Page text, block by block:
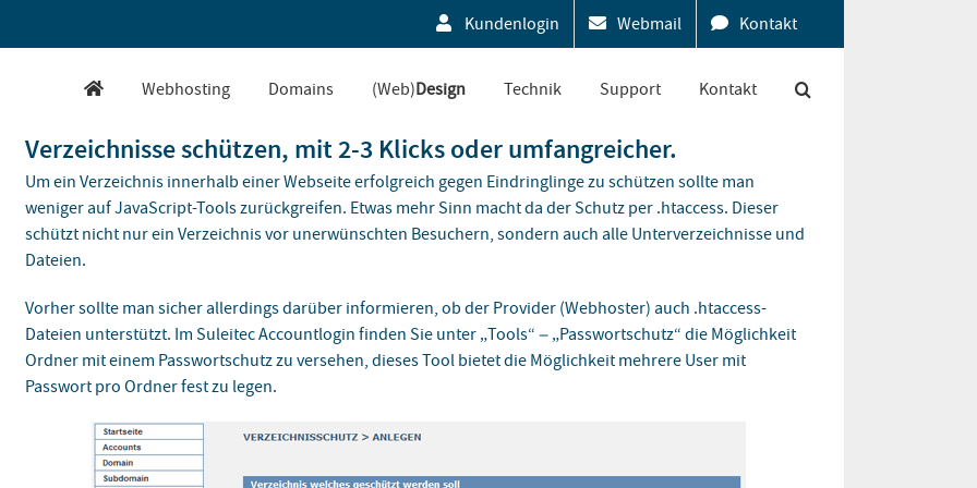
Kundenlogin Webmail Kontakt
Webhosting Domains (Web)Design Technik Support Kontakt
Verzeichnisse schützen, mit 2-3 Klicks oder umfangreicher.
Um ein Verzeichnis innerhalb einer Webseite erfolgreich gegen Eindringlinge zu schützen sollte man
weniger auf JavaScript-Tools zurückgreifen. Etwas mehr Sinn macht da der Schutz per .htaccess. Dieser
schützt nicht nur ein Verzeichnis vor unerwünschten Besuchern, sondern auch alle Unterverzeichnisse und
Dateien.
Vorher sollte man sicher allerdings darüber informieren, ob der Provider (Webhoster) auch .htaccess-
Dateien unterstützt. Im Suleitec Accountlogin finden Sie unter „Tools“ – „Passwortschutz“ die Möglichkeit
Ordner mit einem Passwortschutz zu versehen, dieses Tool bietet die Möglichkeit mehrere User mit
Passwort pro Ordner fest zu legen.